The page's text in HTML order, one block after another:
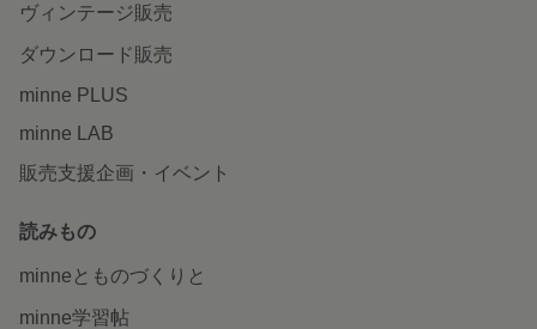
ヴィンテージ販売
ダウンロード販売
minne PLUS
minne LAB
販売支援企画・イベント
読みもの
minneとものづくりと
minne学習帖